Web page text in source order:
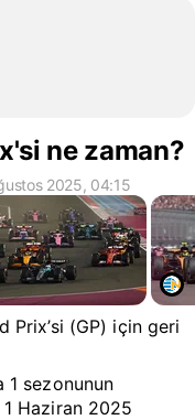
ne zaman?
2025, 04:15
Prix’si (GP) için geri
1 sezonunun
1 Haziran 2025